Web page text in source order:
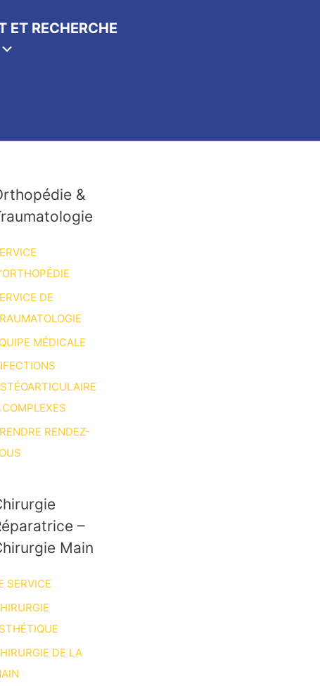
ET RECHERCHE
&
DE
MÉDICALE
COMPLEXES
RENDEZ-
–
Main
SERVICE
DE LA